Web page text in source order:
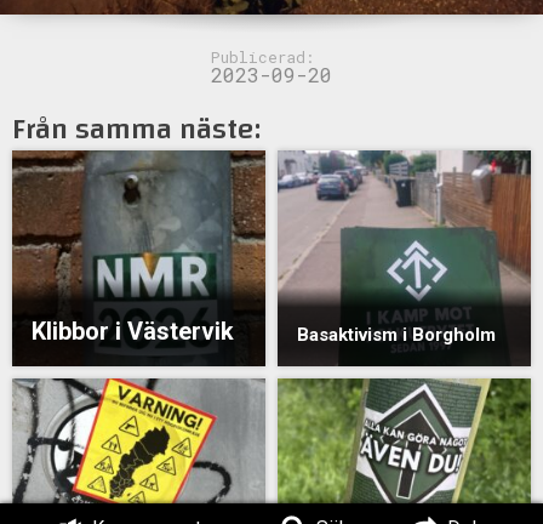
Publicerad:
2023-09-20
Från samma näste:
Klibbor i Västervik Basaktivism i Borgholm